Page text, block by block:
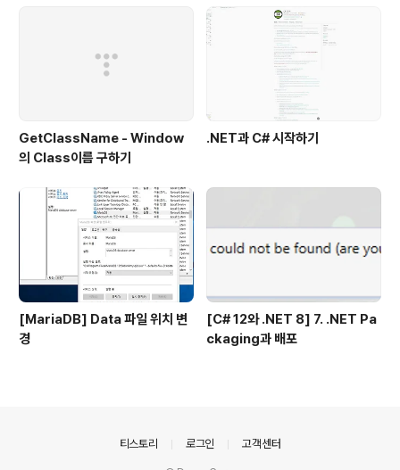
GetClassName - Window
의 Class이름 구하기
.NET과 C# 시작하기
[MariaDB] Data 파일 위치 변
경
[C# 12와 .NET 8] 7. .NET Pa
ckaging과 배포
티스토리 로그인 고객센터